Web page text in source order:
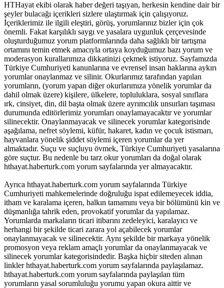
HTHayat ekibi olarak haber değeri taşıyan, herkesin kendine dair bir
şeyler bulacağı içerikleri sizlere ulaştırmak için çalışıyoruz.
İçeriklerimiz ile ilgili eleştiri, görüş, yorumlarınız bizler için çok
önemli. Fakat karşılıklı saygı ve yasalara uygunluk çerçevesinde
oluşturduğumuz yorum platformlarında daha sağlıklı bir tartışma
ortamını temin etmek amacıyla ortaya koyduğumuz bazı yorum ve
moderasyon kurallarımıza dikkatinizi çekmek istiyoruz. Sayfamızda
Türkiye Cumhuriyeti kanunlarına ve evrensel insan haklarına aykırı
yorumlar onaylanmaz ve silinir. Okurlarımız tarafından yapılan
yorumların, (yorum yapan diğer okurlarımıza yönelik yorumlar da
dahil olmak üzere) kişilere, ülkelere, topluluklara, sosyal sınıflara
ırk, cinsiyet, din, dil başta olmak üzere ayrımcılık unsurları taşıması
durumunda editörlerimiz yorumları onaylamayacaktır ve yorumlar
silinecektir. Onaylanmayacak ve silinecek yorumlar kategorisinde
aşağılama, nefret söylemi, küfür, hakaret, kadın ve çocuk istismarı,
hayvanlara yönelik şiddet söylemi içeren yorumlar da yer
almaktadır. Suçu ve suçluyu övmek, Türkiye Cumhuriyeti yasalarına
göre suçtur. Bu nedenle bu tarz okur yorumları da doğal olarak
hthayat.haberturk.com yorum sayfalarında yer almayacaktır.
Ayrıca hthayat.haberturk.com yorum sayfalarında Türkiye
Cumhuriyeti mahkemelerinde doğruluğu ispat edilemeyecek iddia,
itham ve karalama içeren, halkın tamamını veya bir bölümünü kin ve
düşmanlığa tahrik eden, provokatif yorumlar da yapılamaz.
Yorumlarda markaların ticari itibarını zedeleyici, karalayıcı ve
herhangi bir şekilde ticari zarara yol açabilecek yorumlar
onaylanmayacak ve silinecektir. Aynı şekilde bir markaya yönelik
promosyon veya reklam amaçlı yorumlar da onaylanmayacak ve
silinecek yorumlar kategorisindedir. Başka hiçbir siteden alınan
linkler hthayat.haberturk.com yorum sayfalarında paylaşılamaz.
hthayat.haberturk.com yorum sayfalarında paylaşılan tüm
yorumların yasal sorumluluğu yorumu yapan okura aittir ve